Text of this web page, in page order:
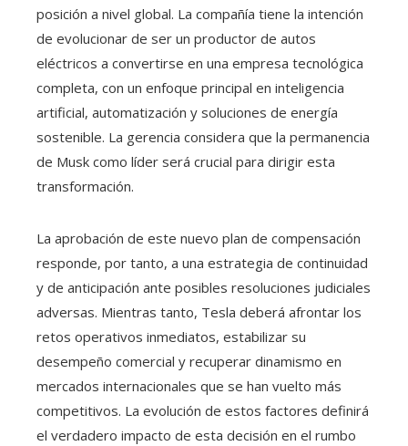
posición a nivel global. La compañía tiene la intención
de evolucionar de ser un productor de autos
eléctricos a convertirse en una empresa tecnológica
completa, con un enfoque principal en inteligencia
artificial, automatización y soluciones de energía
sostenible. La gerencia considera que la permanencia
de Musk como líder será crucial para dirigir esta
transformación.
La aprobación de este nuevo plan de compensación
responde, por tanto, a una estrategia de continuidad
y de anticipación ante posibles resoluciones judiciales
adversas. Mientras tanto, Tesla deberá afrontar los
retos operativos inmediatos, estabilizar su
desempeño comercial y recuperar dinamismo en
mercados internacionales que se han vuelto más
competitivos. La evolución de estos factores definirá
el verdadero impacto de esta decisión en el rumbo